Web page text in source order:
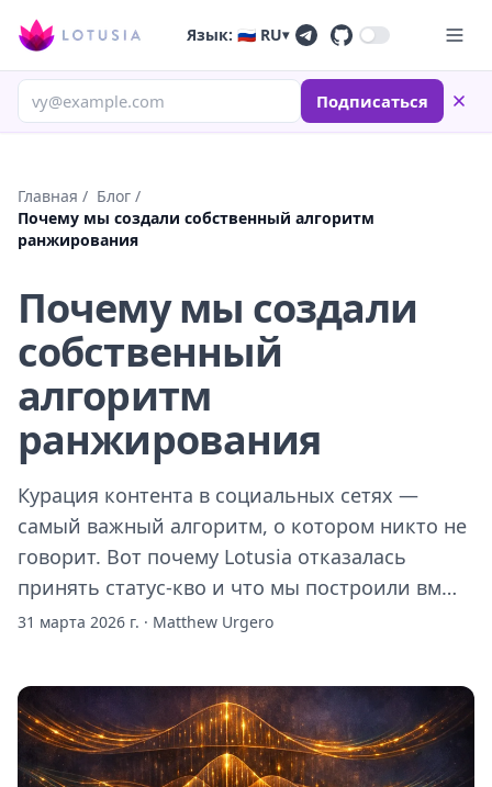
Язык: 🇷🇺 RU▾
Подписаться
Главная / Блог /
Почему мы создали собственный алгоритм
ранжирования
Почему мы создали
собственный
алгоритм
ранжирования
Курация контента в социальных сетях —
самый важный алгоритм, о котором никто не
говорит. Вот почему Lotusia отказалась
принять статус-кво и что мы построили вм…
31 марта 2026 г. · Matthew Urgero